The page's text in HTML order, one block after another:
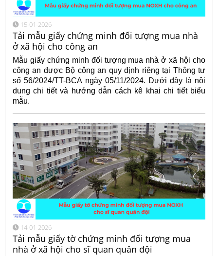
15-01-2026
Tải mẫu giấy chứng minh đối tượng mua nhà
ở xã hội cho công an
Mẫu giấy chứng minh đối tượng mua nhà ở xã hội cho
công an được Bộ công an quy định riêng tại Thông tư
số 56/2024/TT-BCA ngày 05/11/2024. Dưới đây là nội
dung chi tiết và hướng dẫn cách kê khai chi tiết biểu
mẫu.
14-01-2026
Tải mẫu giấy tờ chứng minh đối tượng mua
nhà ở xã hội cho sĩ quan quân đội